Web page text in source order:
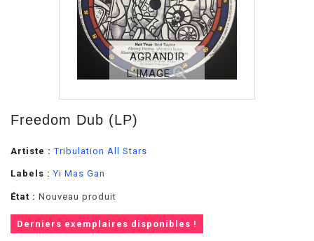
AGRANDIR
L'IMAGE
Freedom Dub (LP)
Artiste : Tribulation All Stars
Labels : Yi Mas Gan
État : Nouveau produit
Derniers exemplaires disponibles !